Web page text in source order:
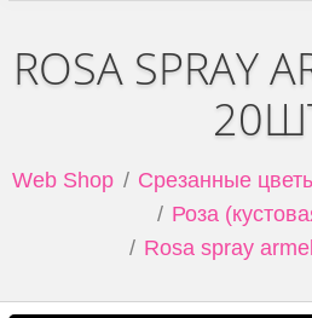
ROSA SPRAY
Web Shop
Срезанные
Роза
Rosa spray